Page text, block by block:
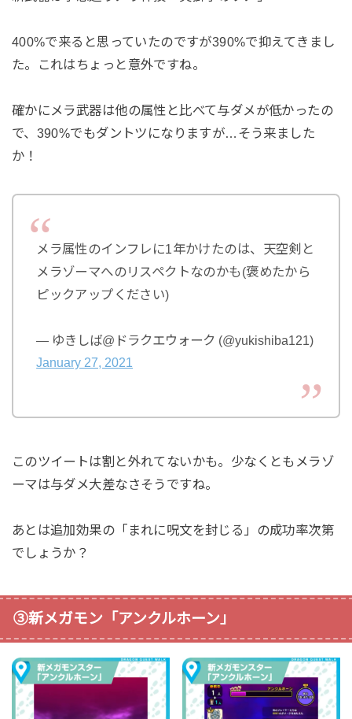
400%で来ると思っていたのですが390%で抑えてきまし
た。これはちょっと意外ですね。
確かにメラ武器は他の属性と比べて与ダメが低かったの
で、390%でもダントツになりますが…そう来ました
か！
メラ属性のインフレに1年かけたのは、天空剣と
メラゾーマへのリスペクトなのかも(褒めたから
ピックアップください)
— ゆきしば@ドラクエウォーク (@yukishiba121)
January 27, 2021
このツイートは割と外れてないかも。少なくともメラゾ
ーマは与ダメ大差なさそうですね。
あとは追加効果の「まれに呪文を封じる」の成功率次第
でしょうか？
③新メガモン「アンクルホーン」